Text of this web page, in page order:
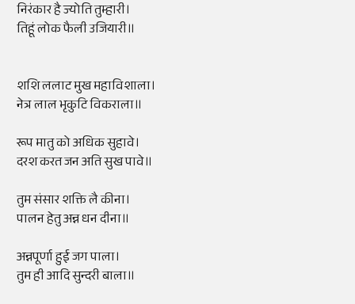
निरंकार है ज्योति तुम्हारी।
तिहूं लोक फैली उजियारी॥
शशि ललाट मुख महाविशाला।
नेत्र लाल भृकुटि विकराला॥
रूप मातु को अधिक सुहावे।
दरश करत जन अति सुख पावे॥
तुम संसार शक्ति लै कीना।
पालन हेतु अन्न धन दीना॥
अन्नपूर्णा हुई जग पाला।
तुम ही आदि सुन्दरी बाला॥